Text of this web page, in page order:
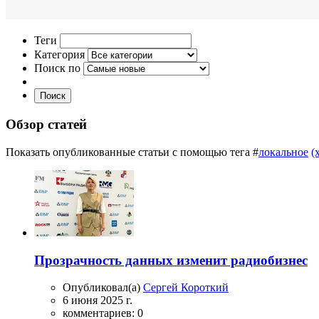
Теги
Категория
Поиск по
Поиск
Обзор статей
Показать опубликованные статьи с помощью тега #локальное
Прозрачность данных изменит радиобизнес
Опубликовал(а) Сергей Короткий
6 июня 2025 г.
комментариев: 0